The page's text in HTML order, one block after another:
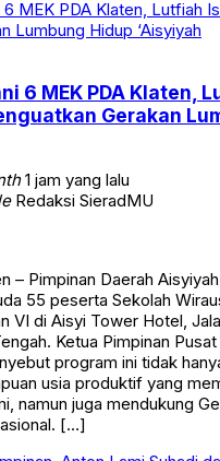
6 MEK PDA Klaten,
Gerakan
1 jam yang lalu
Redaksi SieradMU
– Pimpinan Daerah
55 peserta Sekolah
VI di Aisyi Tower Hotel,
Ketua Pimpinan
program ini tidak
usia produktif yang
namun juga mendukung
[…]